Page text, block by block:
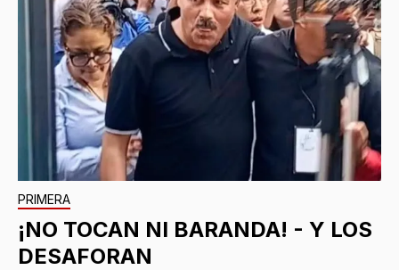
PRIMERA
¡NO TOCAN NI BARANDA! - Y LOS
DESAFORAN